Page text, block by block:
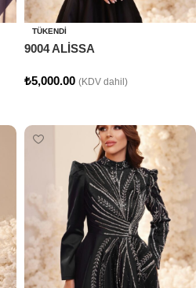
TÜKENDI
9004 ALİSSA
₺5,000.00 (KDV dahil)